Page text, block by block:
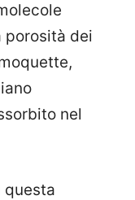
porosità dei
nel
questa